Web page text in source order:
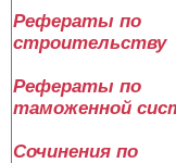
Рефераты по
строительству
Рефераты по
таможенной
Сочинения по